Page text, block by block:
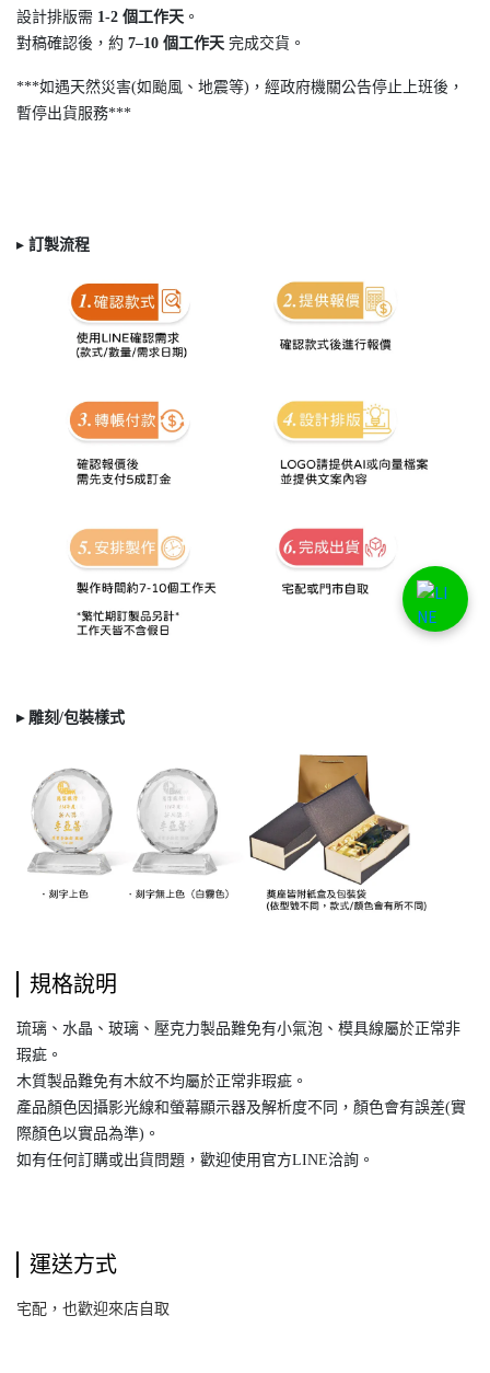
設計排版需 1-2 個工作天 。
對稿確認後，約 7–10 個工作天 完成交貨。
***如遇天然災害(如颱風、地震等)，經政府機關公告停止上班後，
暫停出貨服務***
▸ 訂製流程
▸ 雕刻/包裝樣式
規格說明
琉璃、水晶、玻璃、壓克力製品難免有小氣泡、模具線屬於正常非
瑕疵。
木質製品難免有木紋不均屬於正常非瑕疵。
產品顏色因攝影光線和螢幕顯示器及解析度不同，顏色會有誤差(實
際顏色以實品為準)。
如有任何訂購或出貨問題，歡迎使用官方LINE洽詢。
運送方式
宅配，也歡迎來店自取